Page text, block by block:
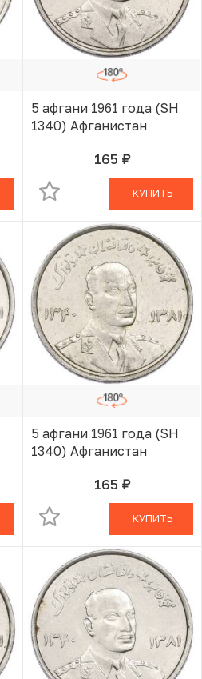
5 афгани 1961 года (SH
1340) Афганистан
165 руб.В КОРЗИНЕ
КУПИТЬ
5 афгани 1961 года (SH
1340) Афганистан
165 руб.В КОРЗИНЕ
КУПИТЬ